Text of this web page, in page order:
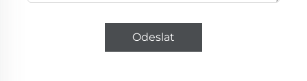
Odeslat